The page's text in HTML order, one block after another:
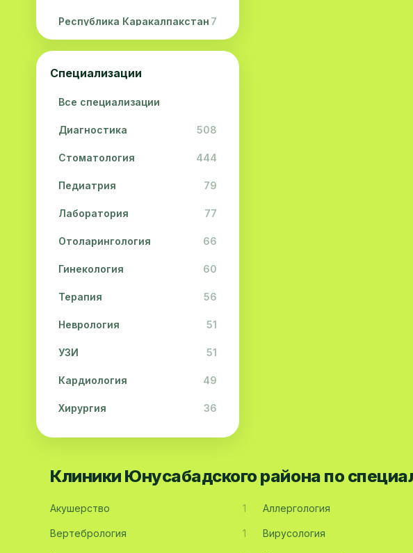
Республика Каракалпакстан 7
Навоийская область 5
Джизакская область
Сурхандарьинская область
Сырдарьинская область 2
Хорезмская область 2
Специализации
Все специализации
Диагностика 508
Стоматология 444
Педиатрия 79
Лаборатория 77
Отоларингология 66
Гинекология 60
Терапия 56
Неврология 51
УЗИ 51
Кардиология 49
Хирургия 36
Физиотерапия 31
Клиники Юнусабадского района по
Акушерство 1 Аллергология
Вертебрология 1 Вирусология